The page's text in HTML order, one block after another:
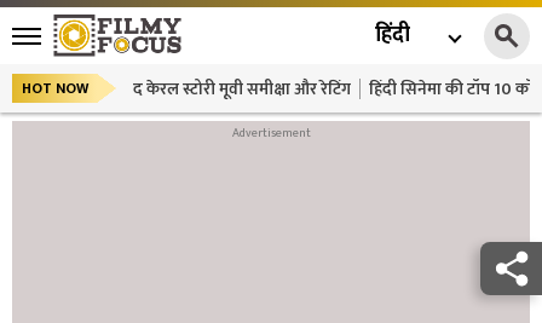
हिंदी
HOT NOW द केरल स्टोरी मूवी समीक्षा और रेटिंग हिंदी सिनेमा की टॉप 10